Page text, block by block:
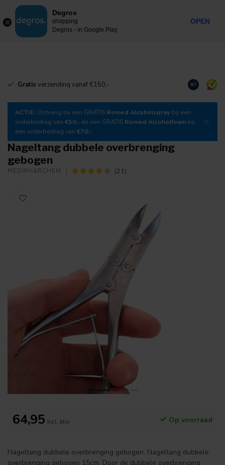
MENU
Gratis verzending vanaf €150,- Download
8.7
ACTIE: Ontvang nu een GRATIS Romed Alcoholspray bij een
orderbedrag van €50,- en een GRATIS Romed Alcoholfoam bij
een orderbedrag van €70,-
Nageltang dubbele overbrenging
gebogen
MEDIPHARCHEM (21)
64,95 Incl. btw Op voorraad
Nageltang dubbele overbrenging gebogen. Nageltang dubbele
overbrenging gebogen 15cm. Door de dubbele overbrenging
Degros
shopping
Degros - in Google Play
OPEN